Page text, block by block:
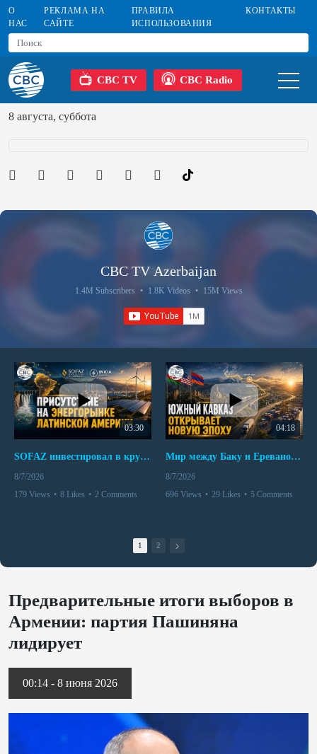
О
НАС
РЕКЛАМА НА
САЙТЕ
ПРАВИЛА
ИСПОЛЬЗОВАНИЯ
КОНТАКТЫ
CBC TV CBC Radio
8 августа, суббота
CBC TV Azerbaijan
1.4M Subscribers • 1.8K Videos • 15M Views
03:30
SOFAZ инвестировал в крупнейшего независимого производителя электроэнергии Перу
8/7/2026
179 Views • 8 Likes • 2 Comments
04:18
Мир между Баку и Ереваном запускает крупные логистические проекты
8/7/2026
696 Views • 29 Likes • 5 Comments
1 2
Предварительные итоги выборов в
Армении: партия Пашиняна
лидирует
00:14 - 8 июня 2026